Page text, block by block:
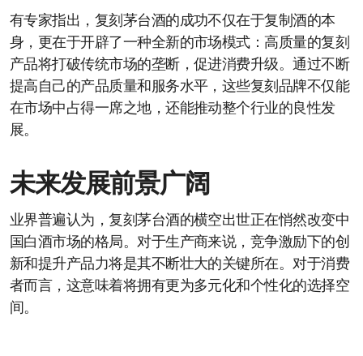
有专家指出，复刻茅台酒的成功不仅在于复制酒的本
身，更在于开辟了一种全新的市场模式：高质量的复刻
产品将打破传统市场的垄断，促进消费升级。通过不断
提高自己的产品质量和服务水平，这些复刻品牌不仅能
在市场中占得一席之地，还能推动整个行业的良性发
展。
未来发展前景广阔
业界普遍认为，复刻茅台酒的横空出世正在悄然改变中
国白酒市场的格局。对于生产商来说，竞争激励下的创
新和提升产品力将是其不断壮大的关键所在。对于消费
者而言，这意味着将拥有更为多元化和个性化的选择空
间。